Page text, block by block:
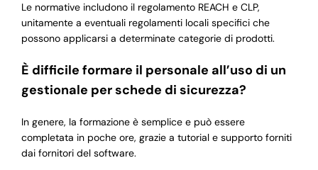
Le normative includono il regolamento REACH e CLP,
unitamente a eventuali regolamenti locali specifici che
possono applicarsi a determinate categorie di prodotti.
È difficile formare il personale all’uso di un
gestionale per schede di sicurezza?
In genere, la formazione è semplice e può essere
completata in poche ore, grazie a tutorial e supporto forniti
dai fornitori del software.